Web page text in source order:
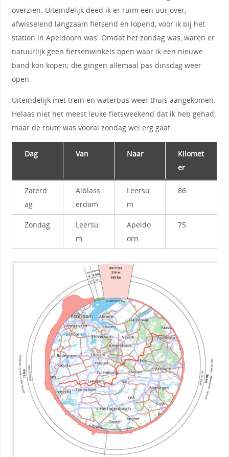
overzien. Uiteindelijk deed ik er ruim een uur over,
afwisselend langzaam fietsend en lopend, voor ik bij het
station in Apeldoorn was. Omdat het zondag was, waren er
natuurlijk geen fietsenwinkels open waar ik een nieuwe
band kon kopen; die gingen allemaal pas dinsdag weer
open.
Uiteindelijk met trein en waterbus weer thuis aangekomen.
Helaas niet het meest leuke fietsweekend dat ik heb gehad,
maar de route was vooral zondag wel erg gaaf.
Dag Van Naar
Kilomet
er
Zaterd
ag
Alblass
erdam
Leersu
m
86
Zondag
Leersu
m
Apeldo
orn
75